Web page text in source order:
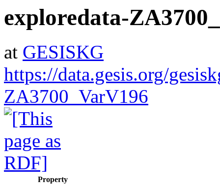
exploredata-
at GESISKG
https://data.gesis.org/
ZA3700_VarV196
Property